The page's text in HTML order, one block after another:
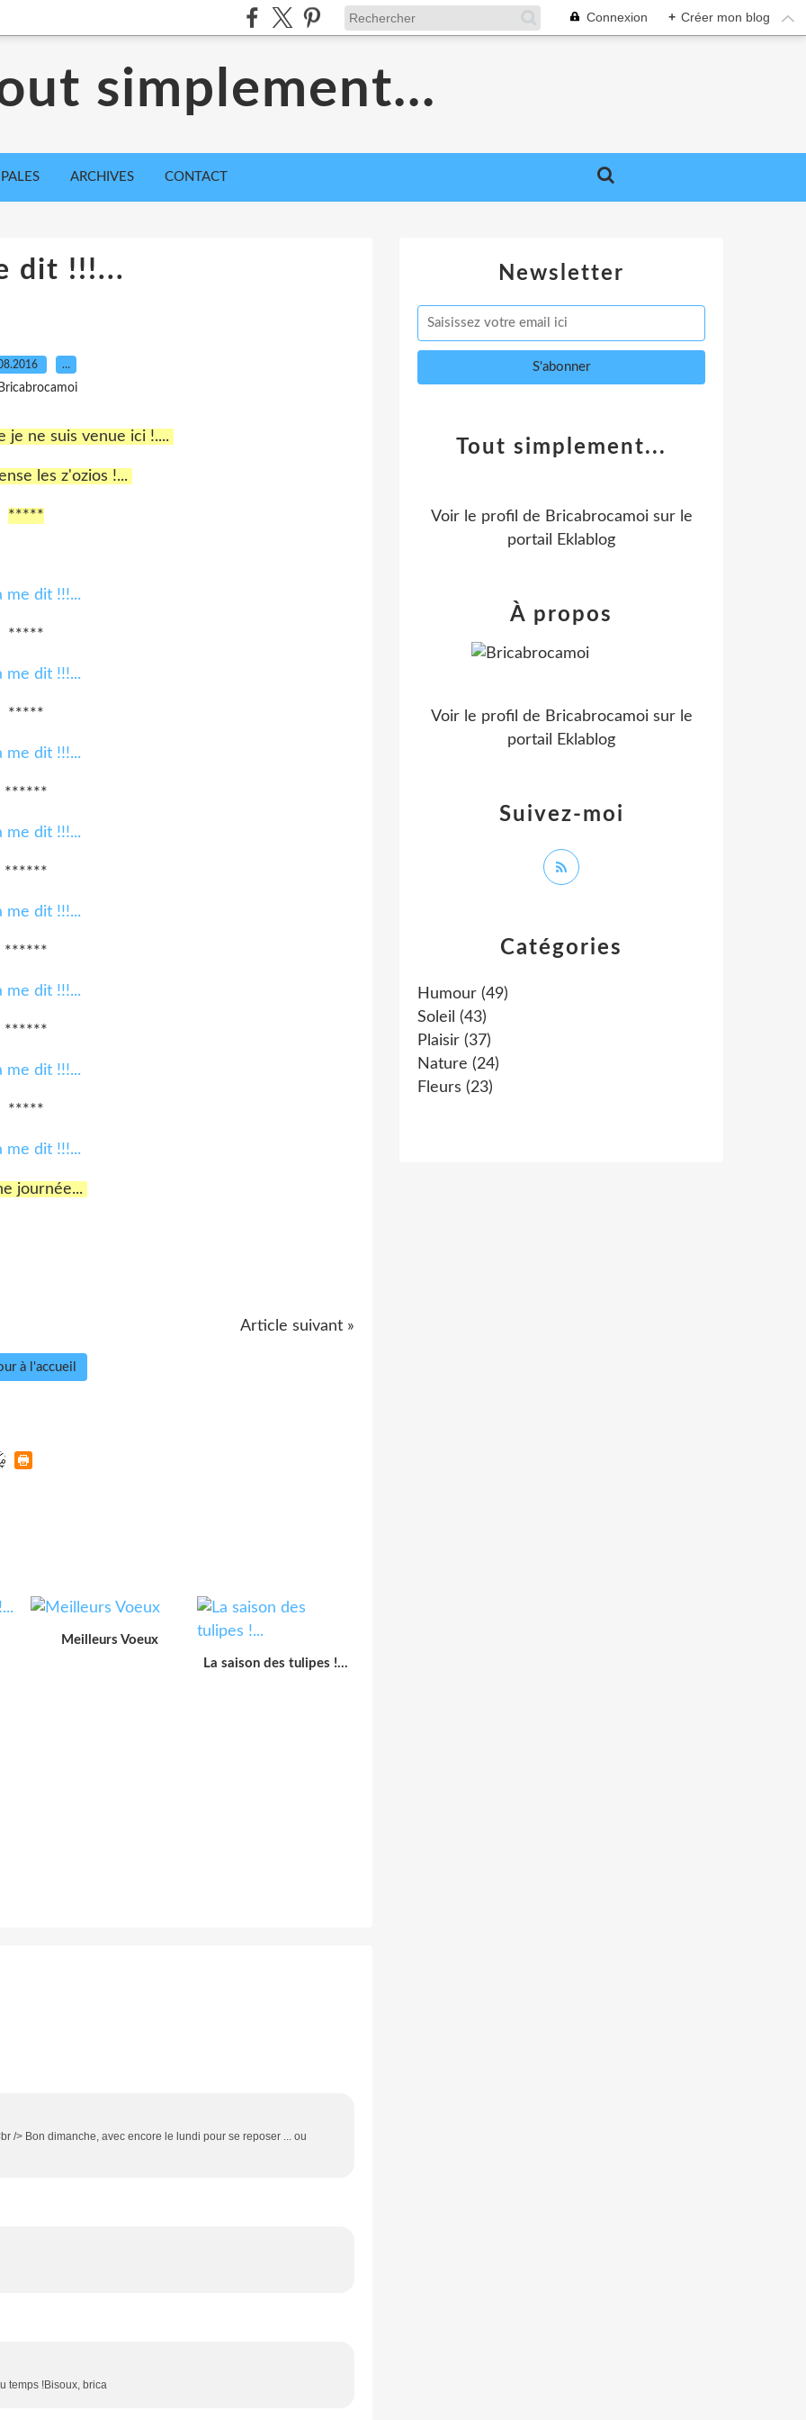
Connexion + Créer mon blog
simplement...
ARCHIVES CONTACT
dit !!!...
…
je ne suis venue ici !....
les z'ozios !...
*****
*****
*****
******
******
******
******
*****
journée...
Article suivant »
à l'accueil
Meilleurs Voeux
La saison des tulipes !...
/> Bon dimanche, avec encore le lundi pour se reposer ... ou
temps !Bisoux, brica
Newsletter
Catégories
Humour (49)
Soleil (43)
Plaisir (37)
Nature (24)
Fleurs (23)
Tout simplement...
Voir le profil de Bricabrocamoisur le
portail Eklablog
Suivez-moi
À propos
Voir le profil de Bricabrocamoisur le
portail Eklablog